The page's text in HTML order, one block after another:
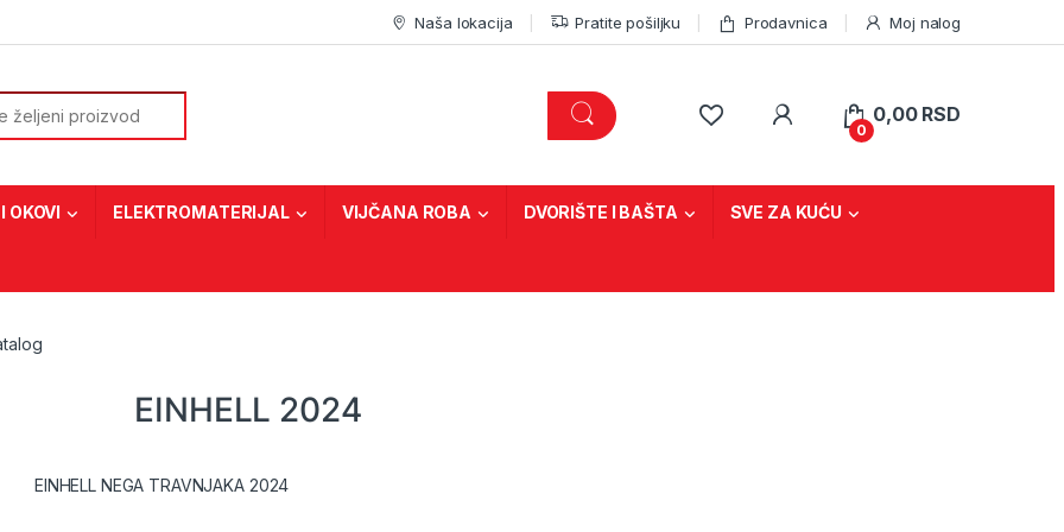
Naša lokacija Pratite pošiljku Prodavnica Moj nalog
0
0,00 RSD
OKOVI ELEKTROMATERIJAL VIJČANA ROBA DVORIŠTE I BAŠTA SVE ZA KUĆU
EINHELL 2024
EINHELL NEGA TRAVNJAKA 2024